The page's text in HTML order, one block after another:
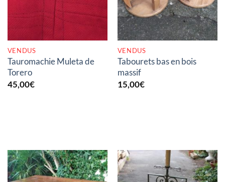
VENDUS
Tauromachie Muleta de
Torero
45,00€
VENDUS
Tabourets bas en bois
massif
15,00€